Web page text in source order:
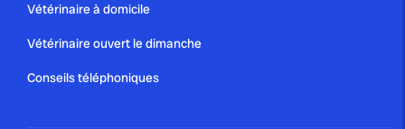
Vétérinaire à domicile
Vétérinaire ouvert le dimanche
Conseils téléphoniques